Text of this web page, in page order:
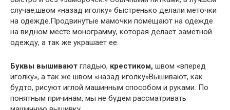
случае,швом «назад иголку» быстренько делали меточки
на одежде.Продвинутые мамочки помещают на одежде
на видном месте монограмму, которая делает заметной
одежду, а так же украшает ее.
Буквы вышивают гладью, крестиком, швом «вперед
иголку», а так же швом «назад иголку»Вышивают, как
будто, рисуют иглой машинным способом и руками. По
понятным причинам, мы не будем рассматривать